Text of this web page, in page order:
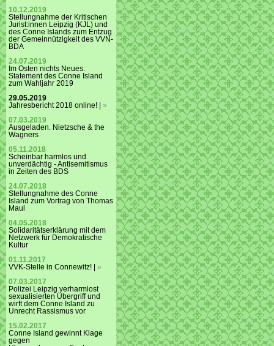
10.12.2019
Stellungnahme der Kritischen
Jurist:innen Leipzig (KJL) und
des Conne Islands zum Entzug
der Gemeinnützigkeit des VVN-
BDA
24.07.2019
Im Osten nichts Neues.
Statement des Conne Island
zum Wahljahr 2019
29.05.2019
Jahresbericht 2018 online! | »
07.03.2019
Ausgeladen. Nietzsche & the
Wagners
05.11.2018
Scheinbar harmlos und
unverdächtig - Antisemitismus
in Zeiten des BDS
24.07.2018
Stellungnahme des Conne
Island zum Vortrag von Thomas
Maul
04.05.2018
Solidaritätserklärung mit dem
Netzwerk für Demokratische
Kultur
01.11.2017
VVK-Stelle in Connewitz! | »
07.03.2017
Polizei Leipzig verharmlost
sexualisierten Übergriff und
wirft dem Conne Island zu
Unrecht Rassismus vor
15.02.2017
Conne Island gewinnt Klage
gegen